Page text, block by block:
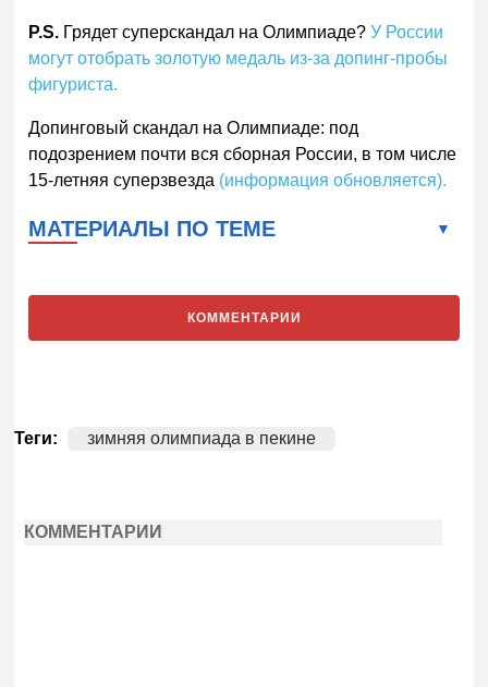
P.S. Грядет суперскандал на Олимпиаде?У России
могут отобрать золотую медаль из-за допинг-пробы
фигуриста.
Допинговый скандал на Олимпиаде: под
подозрением почти вся сборная России, в том числе
15-летняя суперзвезда (информация обновляется).
МАТЕРИАЛЫ ПО ТЕМЕ
КОММЕНТАРИИ
Теги: зимняя олимпиада в пекине
КОММЕНТАРИИ